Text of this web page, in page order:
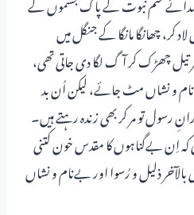
کر، چھانگا مانگا کے جنگل میں
پھر تیل چھڑک کر آگ لگا دی جاتی تھی،
نام و نشاں مٹ جائے، لیکن اُن بد
رسول تو مر کر بھی زندہ رہتے ہیں۔
کہ اِن بےگناہوں کا مقدس خون کتنی
ذلیل و رُسوا اور بےنام و نشاں